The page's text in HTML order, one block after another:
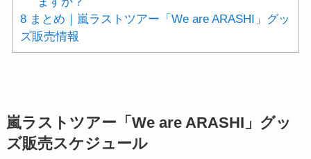
8まとめ｜嵐ラストツアー「We are ARASHI」グッ
ズ販売情報
嵐ラストツアー「We are ARASHI」グッ
ズ販売スケジュール